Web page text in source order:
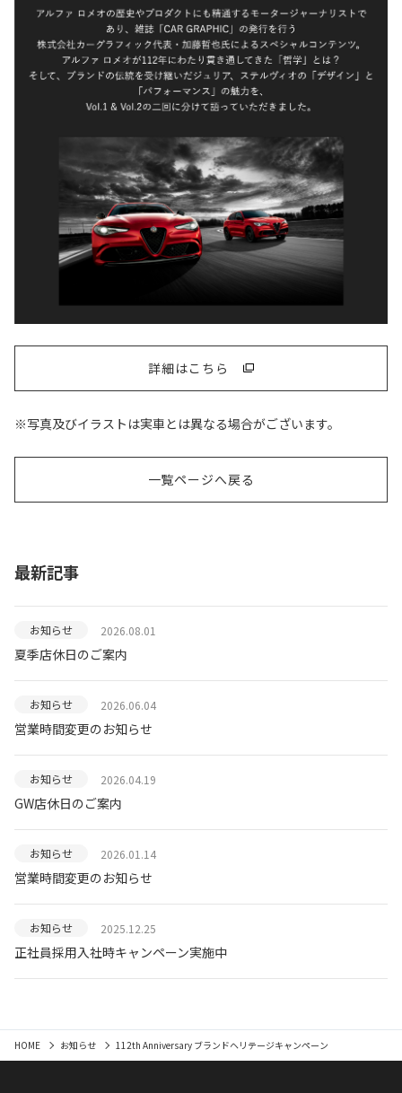
詳細はこちら
※写真及びイラストは実車とは異なる場合がございます。
一覧ページへ戻る
最新記事
お知らせ 2026.08.01
夏季店休日のご案内
お知らせ 2026.06.04
営業時間変更のお知らせ
お知らせ 2026.04.19
GW店休日のご案内
お知らせ 2026.01.14
営業時間変更のお知らせ
お知らせ 2025.12.25
正社員採用入社時キャンペーン実施中
HOME お知らせ 112th Anniversary ブランドヘリテージキャンペーン